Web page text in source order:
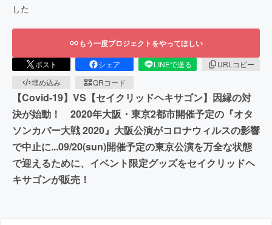
した
もう一度プロジェクトをやってほしい
ポスト シェア LINEで送る
URLコピー
埋め込み
QRコード
【Covid-19】VS【セイクリッドヘキサゴン】因縁の対
決が始動！ 2020年大阪・東京2都市開催予定の『オタ
ソンカバー大戦 2020』大阪公演がコロナウィルスの影響
で中止に...09/20(sun)開催予定の東京公演を万全な状態
で迎えるために、イベント限定グッズをセイクリッドヘ
キサゴンが販売！